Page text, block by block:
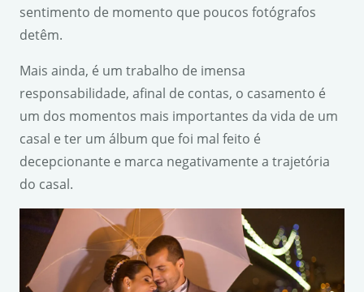
sentimento de momento que poucos fotógrafos
detêm.
Mais ainda, é um trabalho de imensa
responsabilidade, afinal de contas, o casamento é
um dos momentos mais importantes da vida de um
casal e ter um álbum que foi mal feito é
decepcionante e marca negativamente a trajetória
do casal.